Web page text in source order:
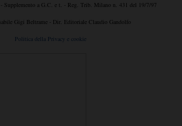
Supplemento a G.C. e t. - Reg. Trib. Milano n. 431 del 19/7/97
Gigi Beltrame - Dir. Editoriale Claudio Gandolfo
Politica della Privacy e cookie